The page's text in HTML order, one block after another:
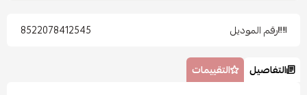
رقم الموديل 8522078412545
التفاصيل التقييمات